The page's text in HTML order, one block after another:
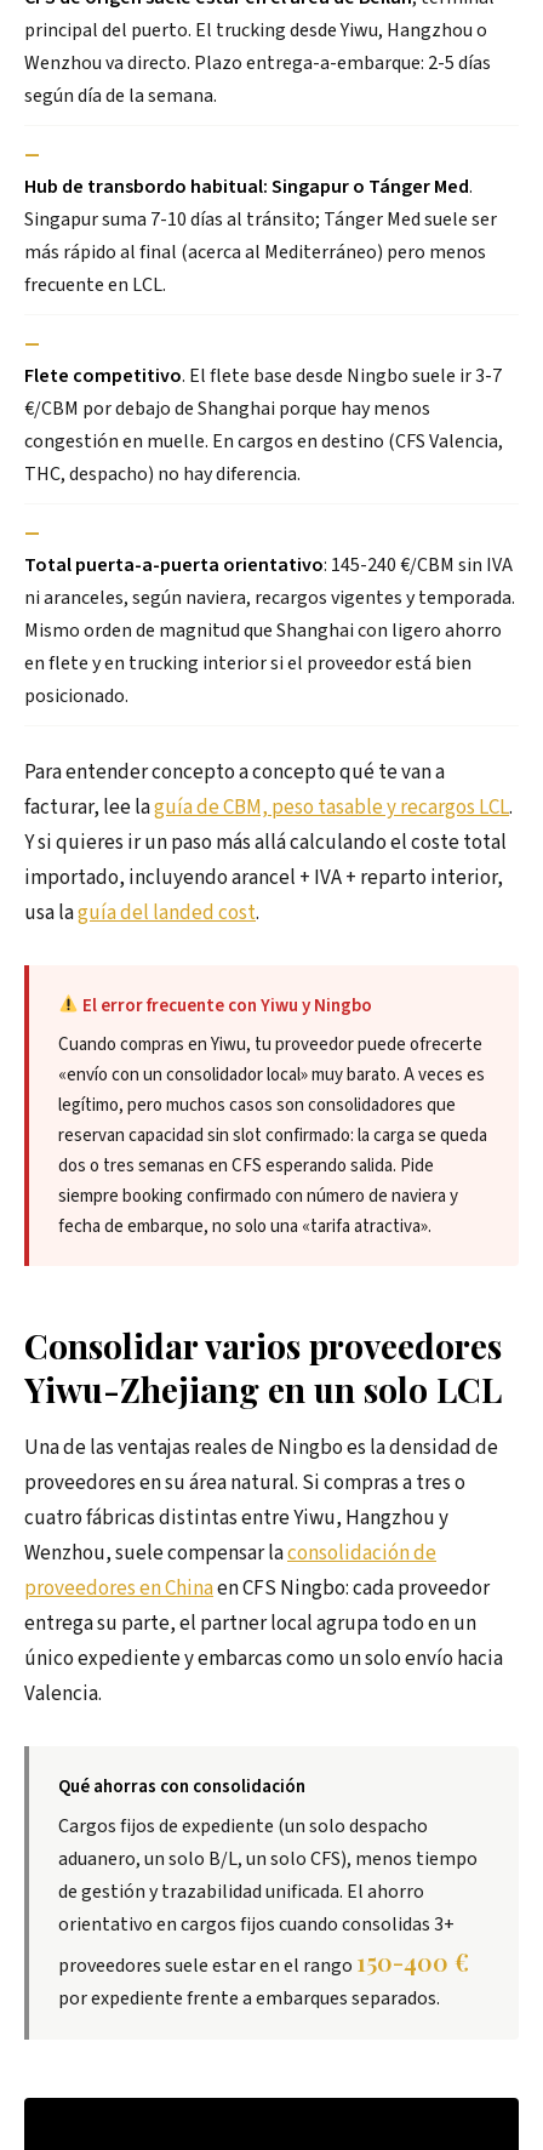
principal del puerto. El trucking desde Yiwu, Hangzhou o
Wenzhou va directo. Plazo entrega-a-embarque: 2-5 días
según día de la semana.
—
Hub de transbordo habitual: Singapur o Tánger Med.
Singapur suma 7-10 días al tránsito; Tánger Med suele ser
más rápido al final (acerca al Mediterráneo) pero menos
frecuente en LCL.
—
Flete competitivo. El flete base desde Ningbo suele ir 3-7
€/CBM por debajo de Shanghai porque hay menos
congestión en muelle. En cargos en destino (CFS Valencia,
THC, despacho) no hay diferencia.
—
Total puerta-a-puerta orientativo: 145-240 €/CBM sin IVA
ni aranceles, según naviera, recargos vigentes y temporada.
Mismo orden de magnitud que Shanghai con ligero ahorro
en flete y en trucking interior si el proveedor está bien
posicionado.
Para entender concepto a concepto qué te van a
facturar, lee laguía de CBM, peso tasable y recargos LCL.
Y si quieres ir un paso más allá calculando el coste total
importado, incluyendo arancel + IVA + reparto interior,
usa laguía del landed cost.
El error frecuente con Yiwu y Ningbo
Cuando compras en Yiwu, tu proveedor puede ofrecerte
«envío con un consolidador local» muy barato. A veces es
legítimo, pero muchos casos son consolidadores que
reservan capacidad sin slot confirmado: la carga se queda
dos o tres semanas en CFS esperando salida. Pide
siempre booking confirmado con número de naviera y
fecha de embarque, no solo una «tarifa atractiva».
Consolidar varios proveedores
Yiwu-Zhejiang en un solo LCL
Una de las ventajas reales de Ningbo es la densidad de
proveedores en su área natural. Si compras a tres o
cuatro fábricas distintas entre Yiwu, Hangzhou y
Wenzhou, suele compensar laconsolidación de
proveedores en Chinaen CFS Ningbo: cada proveedor
entrega su parte, el partner local agrupa todo en un
único expediente y embarcas como un solo envío hacia
Valencia.
Qué ahorras con consolidación
Cargos fijos de expediente (un solo despacho
aduanero, un solo B/L, un solo CFS), menos tiempo
de gestión y trazabilidad unificada. El ahorro
orientativo en cargos fijos cuando consolidas 3+
proveedores suele estar en el rango 150-400 €
por expediente frente a embarques separados.